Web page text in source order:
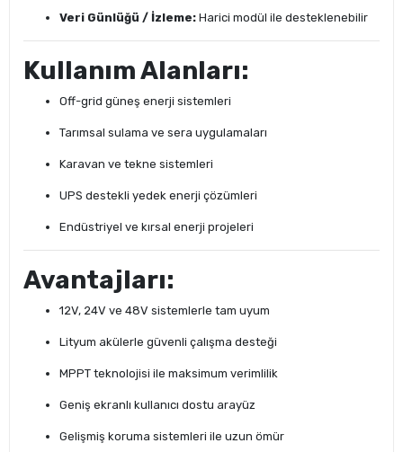
Veri Günlüğü / İzleme: Harici modül ile desteklenebilir
Kullanım Alanları:
Off-grid güneş enerji sistemleri
Tarımsal sulama ve sera uygulamaları
Karavan ve tekne sistemleri
UPS destekli yedek enerji çözümleri
Endüstriyel ve kırsal enerji projeleri
Avantajları:
12V, 24V ve 48V sistemlerle tam uyum
Lityum akülerle güvenli çalışma desteği
MPPT teknolojisi ile maksimum verimlilik
Geniş ekranlı kullanıcı dostu arayüz
Gelişmiş koruma sistemleri ile uzun ömür